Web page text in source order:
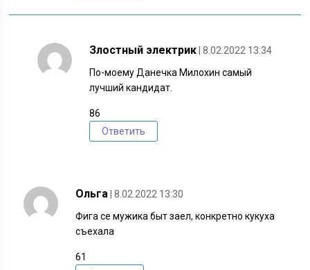
Злостный электрик | 8.02.2022 13:34
По-моему Данечка Милохин самый
лучший кандидат.
86
Ответить
Ольга
| 8.02.2022 13:30
Фига се мужика быт заел, конкретно кукуха
съехала
61